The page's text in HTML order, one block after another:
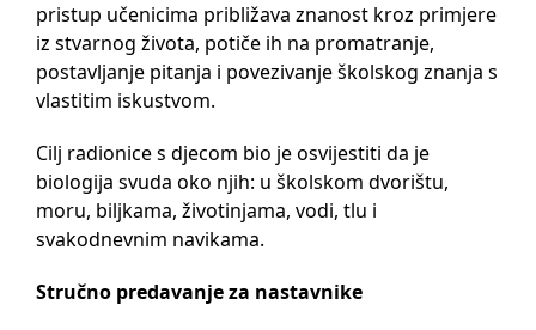
pristup učenicima približava znanost kroz primjere
iz stvarnog života, potiče ih na promatranje,
postavljanje pitanja i povezivanje školskog znanja s
vlastitim iskustvom.
Cilj radionice s djecom bio je osvijestiti da je
biologija svuda oko njih: u školskom dvorištu,
moru, biljkama, životinjama, vodi, tlu i
svakodnevnim navikama.
Stručno predavanje za nastavnike